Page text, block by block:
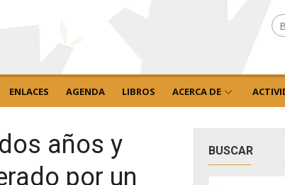
ENLACES AGENDA LIBROS ACERCA DE
años y
por un
BUSCAR